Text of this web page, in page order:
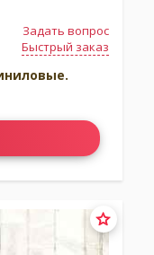
Задать вопрос
Быстрый заказ